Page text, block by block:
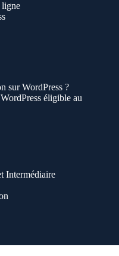
ligne
sur WordPress ?
éligible au
Intermédiaire